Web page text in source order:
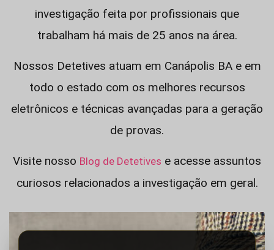
investigação feita por profissionais que
trabalham há mais de 25 anos na área.
Nossos Detetives atuam em Canápolis BA e em
todo o estado com os melhores recursos
eletrônicos e técnicas avançadas para a geração
de provas.
Visite nosso Blog de Detetives e acesse assuntos
curiosos relacionados a investigação em geral.